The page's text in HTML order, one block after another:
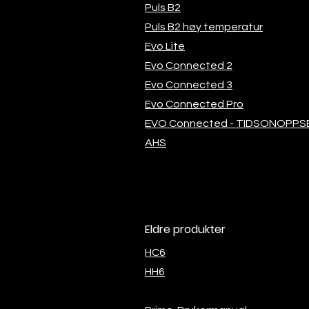
Puls B2
Puls B2 høy temperatur
Evo Lite
Evo Connected 2
Evo Connected 3
Evo Connected Pro
EVO Connected -
AHS
Eldre produkter
HC6
HH6